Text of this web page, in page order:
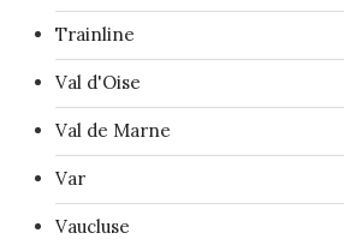
Trainline
Val d'Oise
Val de Marne
Var
Vaucluse